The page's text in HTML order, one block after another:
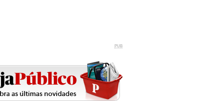
PUB